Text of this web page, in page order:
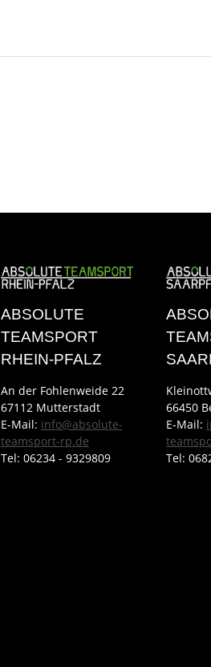
ABSOLUTE
TEAMSPORT
RHEIN-PFALZ
An der Fohlenweide 22
67112 Mutterstadt
E-Mail: info@absolute-
teamsport-rp.de
Tel: 06234 - 9329809
66450
E-Mail:
Tel: